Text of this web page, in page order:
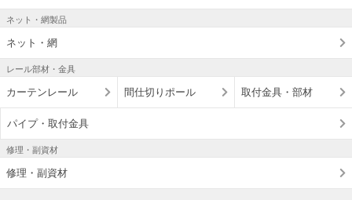
ネット・網製品
ネット・網
レール部材・金具
カーテンレール 間仕切りポール 取付金具・部材
パイプ・取付金具
修理・副資材
修理・副資材